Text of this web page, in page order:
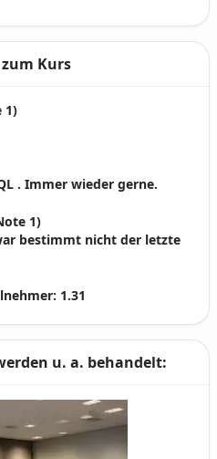
Kurs
1)
. Immer wieder gerne.
1)
bestimmt nicht der letzte
1.31
u. a. behandelt: